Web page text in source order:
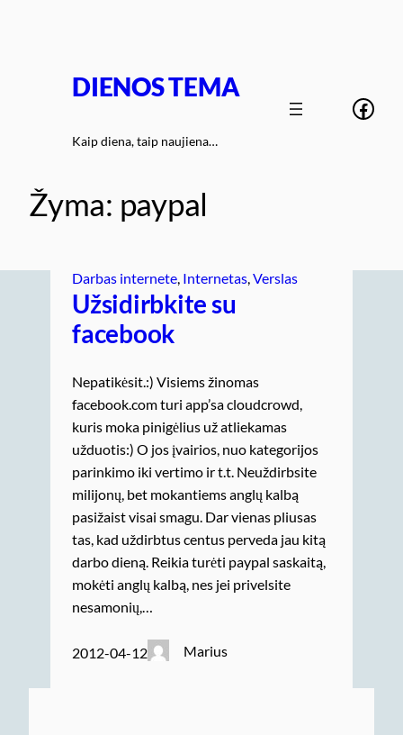
DIENOS TEMA
Kaip diena, taip naujiena…
Žyma: paypal
Darbas internete Internetas Verslas
Užsidirbkite su
facebook
Nepatikėsit.:) Visiems žinomas
facebook.com turi app’sa cloudcrowd,
kuris moka pinigėlius už atliekamas
užduotis:) O jos įvairios, nuo kategorijos
parinkimo iki vertimo ir t.t. Neuždirbsite
milijonų, bet mokantiems anglų kalbą
pasižaist visai smagu. Dar vienas pliusas
tas, kad uždirbtus centus perveda jau kitą
darbo dieną. Reikia turėti paypal saskaitą,
mokėti anglų kalbą, nes jei privelsite
nesamonių,…
2012-04-12 Marius